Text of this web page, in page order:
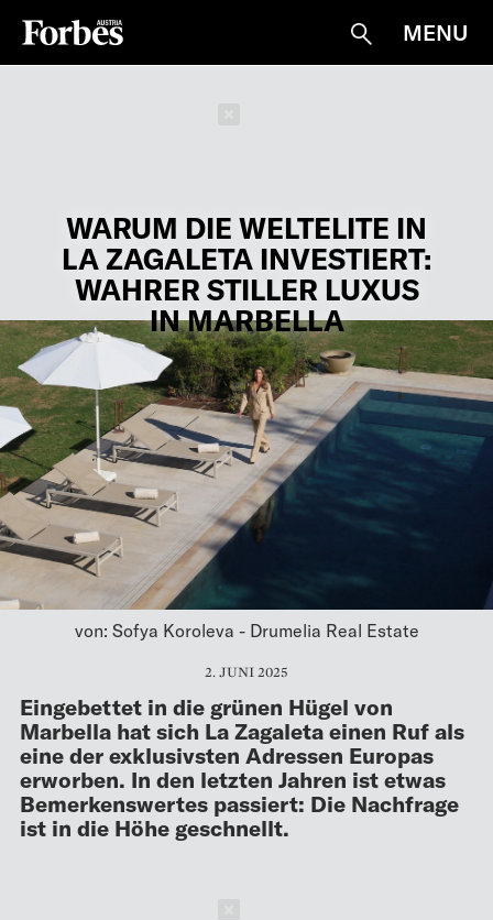
Suche
MENU
WARUM DIE WELTELITE IN
LA ZAGALETA INVESTIERT:
WAHRER STILLER LUXUS
IN MARBELLA
von: Sofya Koroleva - Drumelia Real Estate
2. JUNI 2025
Eingebettet in die grünen Hügel von
Marbella hat sich La Zagaleta einen Ruf als
eine der exklusivsten Adressen Europas
erworben. In den letzten Jahren ist etwas
Bemerkenswertes passiert: Die Nachfrage
ist in die Höhe geschnellt.